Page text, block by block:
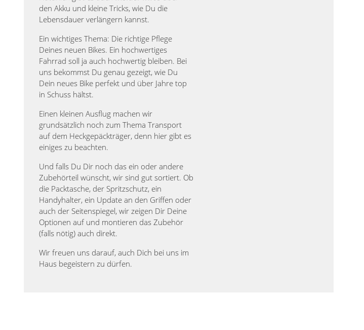
den Akku und kleine Tricks, wie Du die
Lebensdauer verlängern kannst.
Ein wichtiges Thema: Die richtige Pflege
Deines neuen Bikes. Ein hochwertiges
Fahrrad soll ja auch hochwertig bleiben. Bei
uns bekommst Du genau gezeigt, wie Du
Dein neues Bike perfekt und über Jahre top
in Schuss hältst.
Einen kleinen Ausflug machen wir
grundsätzlich noch zum Thema Transport
auf dem Heckgepäckträger, denn hier gibt es
einiges zu beachten.
Und falls Du Dir noch das ein oder andere
Zubehörteil wünscht, wir sind gut sortiert. Ob
die Packtasche, der Spritzschutz, ein
Handyhalter, ein Update an den Griffen oder
auch der Seitenspiegel, wir zeigen Dir Deine
Optionen auf und montieren das Zubehör
(falls nötig) auch direkt.
Wir freuen uns darauf, auch Dich bei uns im
Haus begeistern zu dürfen.